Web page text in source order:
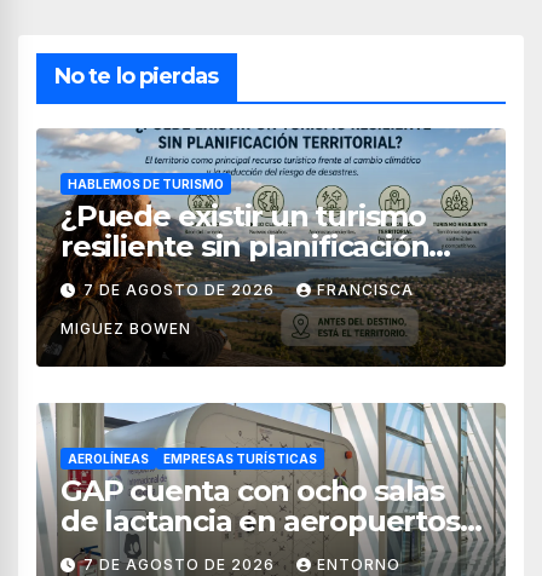
No te lo pierdas
HABLEMOS DE TURISMO
¿Puede existir un turismo
resiliente sin planificación
territorial?
7 DE AGOSTO DE 2026 FRANCISCA
MIGUEZ BOWEN
AEROLÍNEAS EMPRESAS TURÍSTICAS
GAP cuenta con ocho salas
de lactancia en aeropuertos
de México
7 DE AGOSTO DE 2026 ENTORNO